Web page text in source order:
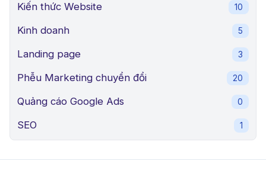
Kiến thức Website 10
Kinh doanh 5
Landing page 3
Phễu Marketing chuyển đổi 20
Quảng cáo Google Ads 0
SEO 1